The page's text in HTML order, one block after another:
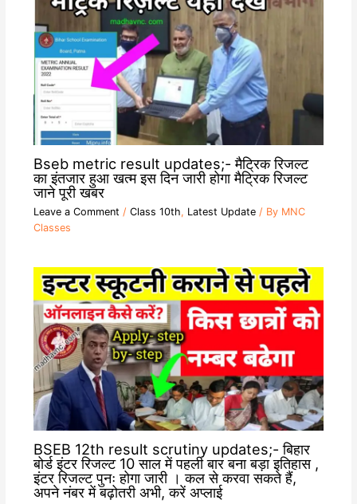
Bseb metric result updates;- मैट्रिक रिजल्ट
का इंतजार हुआ खत्म इस दिन जारी होगा मैट्रिक रिजल्ट
जाने पूरी खबर
Leave a Comment / Class 10th, Latest Update/ By MNC
Classes
BSEB 12th result scrutiny updates;- बिहार
बोर्ड इंटर रिजल्ट 10 साल में पहली बार बना बड़ा इतिहास ,
इंटर रिजल्ट पुनः होगा जारी । कल से करवा सकते हैं,
अपने नंबर में बढ़ोतरी अभी, करें अप्लाई